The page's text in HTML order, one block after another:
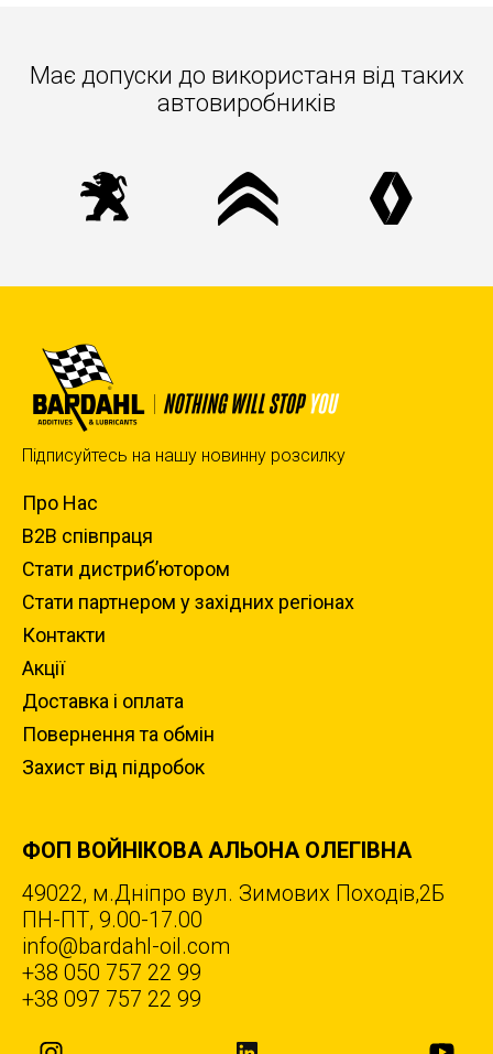
Має допуски до використаня вiд таких
автовиробників
Підписуйтесь на нашу новинну розсилку
Про Нас
B2B співпраця
Стати дистриб’ютором
Стати партнером у західних регіонах
Контакти
Акції
Доставка i оплата
Повернення та обмiн
Захист вiд пiдробок
ФОП ВОЙНІКОВА АЛЬОНА ОЛЕГІВНА
49022, м.Дніпро вул. Зимових Походiв,2Б
ПН-ПТ, 9.00-17.00
info@bardahl-oil.com
+38 050 757 22 99
+38 097 757 22 99